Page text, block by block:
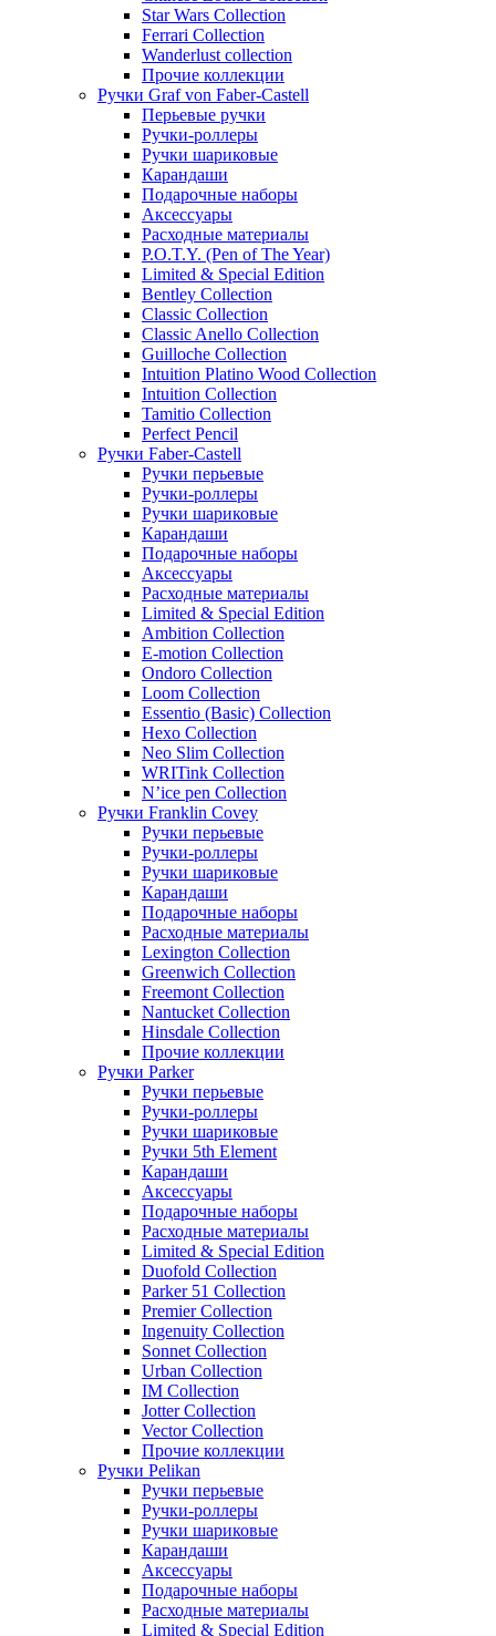
Star Wars Collection
Ferrari Collection
Wanderlust collection
Прочие коллекции
Ручки Graf von Faber-Castell
Перьевые ручки
Ручки-роллеры
Ручки шариковые
Карандаши
Подарочные наборы
Аксессуары
Расходные материалы
P.O.T.Y. (Pen of The Year)
Limited & Special Edition
Bentley Collection
Classic Collection
Classic Anello Collection
Guilloche Collection
Intuition Platino Wood Collection
Intuition Collection
Tamitio Collection
Perfect Pencil
Ручки Faber-Castell
Ручки перьевые
Ручки-роллеры
Ручки шариковые
Карандаши
Подарочные наборы
Аксессуары
Расходные материалы
Limited & Special Edition
Ambition Collection
E-motion Collection
Ondoro Collection
Loom Collection
Essentio (Basic) Collection
Hexo Collection
Neo Slim Collection
WRITink Collection
N’ice pen Collection
Ручки Franklin Covey
Ручки перьевые
Ручки-роллеры
Ручки шариковые
Карандаши
Подарочные наборы
Расходные материалы
Lexington Collection
Greenwich Collection
Freemont Collection
Nantucket Collection
Hinsdale Collection
Прочие коллекции
Ручки Parker
Ручки перьевые
Ручки-роллеры
Ручки шариковые
Ручки 5th Element
Карандаши
Аксессуары
Подарочные наборы
Расходные материалы
Limited & Special Edition
Duofold Collection
Parker 51 Collection
Premier Collection
Ingenuity Collection
Sonnet Collection
Urban Collection
IM Collection
Jotter Collection
Vector Collection
Прочие коллекции
Ручки Pelikan
Ручки перьевые
Ручки-роллеры
Ручки шариковые
Карандаши
Аксессуары
Подарочные наборы
Расходные материалы
Limited & Special Edition